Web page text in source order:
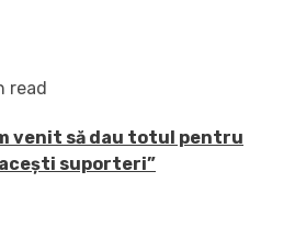
read
venit să dau totul pentru
suporteri”